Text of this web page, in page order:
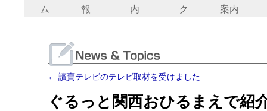
ム
報
内
ク
案内
← 讀賣テレビのテレビ取材を受けました
ぐるっと関西おひるまえで紹